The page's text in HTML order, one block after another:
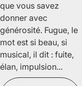
que vous savez
donner avec
générosité. Fugue, le
mot est si beau, si
musical, il dit : fuite,
élan, impulsion...